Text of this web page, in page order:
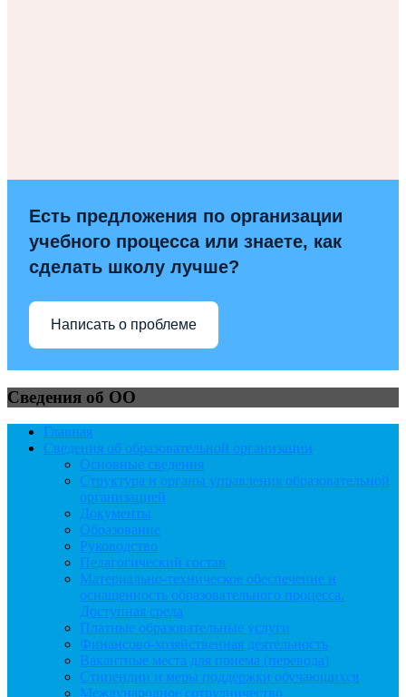
Есть предложения по организации
учебного процесса или знаете, как
сделать школу лучше?
Написать о проблеме
Сведения об ОО
Главная
Сведения об образовательной организации
Основные сведения
Структура и органы управления образовательной
организацией
Документы
Образование
Руководство
Педагогический состав
Материально-техническое обеспечение и
оснащенность образовательного процесса.
Доступная среда
Платные образовательные услуги
Финансово-хозяйственная деятельность
Вакантные места для приема (перевода)
Стипендии и меры поддержки обучающихся
Международное сотрудничество